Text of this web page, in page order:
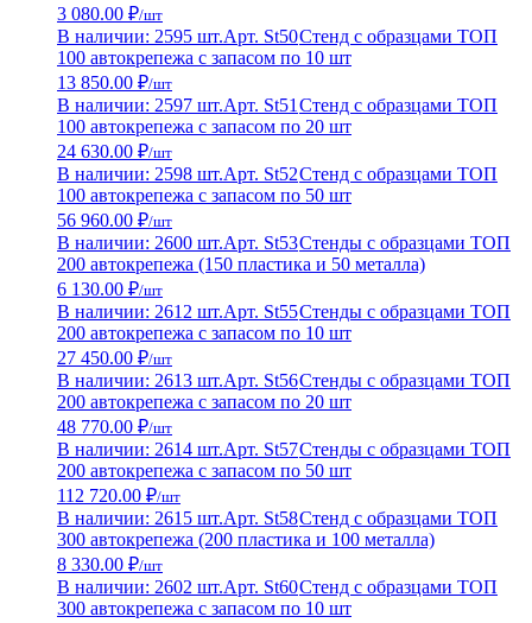
3 080.00 ₽/шт
В наличии: 2595 шт.Арт. St50Стенд с образцами ТОП
100 автокрепежа с запасом по 10 шт
13 850.00 ₽/шт
В наличии: 2597 шт.Арт. St51 Стенд с образцами ТОП
100 автокрепежа с запасом по 20 шт
24 630.00 ₽/шт
В наличии: 2598 шт.Арт. St52Стенд с образцами ТОП
100 автокрепежа с запасом по 50 шт
56 960.00 ₽/шт
В наличии: 2600 шт.Арт. St53Стенды с образцами ТОП
200 автокрепежа (150 пластика и 50 металла)
6 130.00 ₽/шт
В наличии: 2612 шт.Арт. St55Стенды с образцами ТОП
200 автокрепежа с запасом по 10 шт
27 450.00 ₽/шт
В наличии: 2613 шт.Арт. St56Стенды с образцами ТОП
200 автокрепежа с запасом по 20 шт
48 770.00 ₽/шт
В наличии: 2614 шт.Арт. St57Стенды с образцами ТОП
200 автокрепежа с запасом по 50 шт
112 720.00 ₽/шт
В наличии: 2615 шт.Арт. St58Стенд с образцами ТОП
300 автокрепежа (200 пластика и 100 металла)
8 330.00 ₽/шт
В наличии: 2602 шт.Арт. St60Стенд с образцами ТОП
300 автокрепежа с запасом по 10 шт